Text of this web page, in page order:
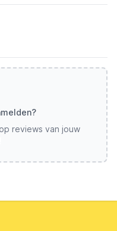
reviews van jouw